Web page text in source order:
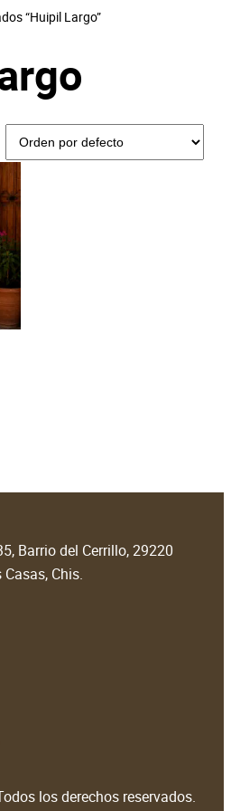
“Huipil Largo”
Barrio del Cerrillo, 29220
Chis.
los derechos reservados.